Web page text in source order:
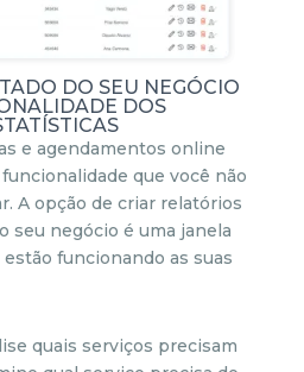
DO SEU NEGÓCIO
DOS
e agendamentos online
que você não
A opção de criar relatórios
seu negócio é uma janela
funcionando as suas
quais serviços precisam